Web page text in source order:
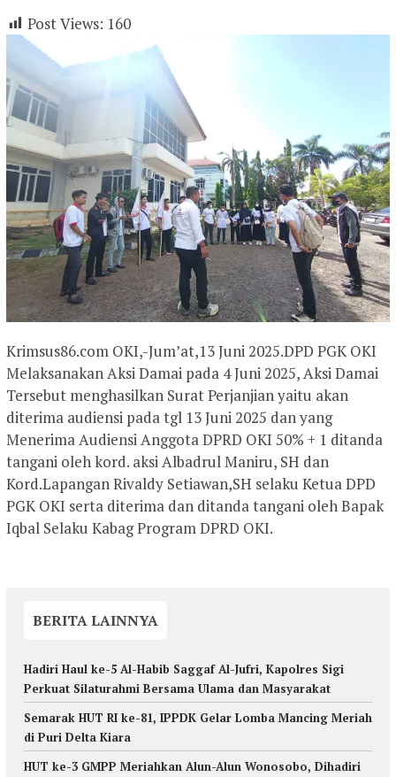
Post Views: 160
Krimsus86.com OKI,-Jum’at,13 Juni 2025.DPD PGK OKI
Melaksanakan Aksi Damai pada 4 Juni 2025, Aksi Damai
Tersebut menghasilkan Surat Perjanjian yaitu akan
diterima audiensi pada tgl 13 Juni 2025 dan yang
Menerima Audiensi Anggota DPRD OKI 50% + 1 ditanda
tangani oleh kord. aksi Albadrul Maniru, SH dan
Kord.Lapangan Rivaldy Setiawan,SH selaku Ketua DPD
PGK OKI serta diterima dan ditanda tangani oleh Bapak
Iqbal Selaku Kabag Program DPRD OKI.
BERITA LAINNYA
Hadiri Haul ke-5 Al-Habib Saggaf Al-Jufri, Kapolres Sigi
Perkuat Silaturahmi Bersama Ulama dan Masyarakat
Semarak HUT RI ke-81, IPPDK Gelar Lomba Mancing Meriah
di Puri Delta Kiara
HUT ke-3 GMPP Meriahkan Alun-Alun Wonosobo, Dihadiri